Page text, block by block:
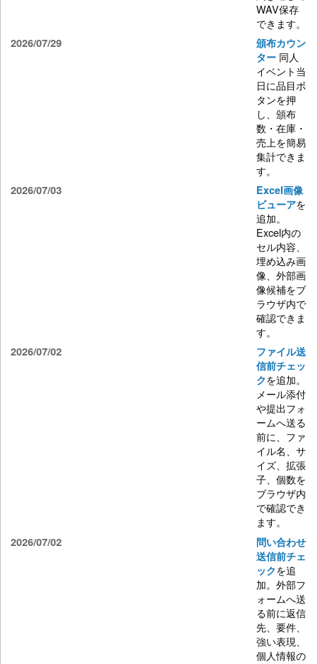
WAV保存
できます。
2026/07/29
頒布カウン
ター 同人
イベント当
日に品目ボ
タンを押
し、頒布
数・在庫・
売上を簡易
集計できま
す。
2026/07/03
Excel画像
ビューアを
追加。
Excel内の
セル内容、
埋め込み画
像、外部画
像候補をブ
ラウザ内で
確認できま
す。
2026/07/02
ファイル送
信前チェッ
クを追加。
メール添付
や提出フォ
ームへ送る
前に、ファ
イル名、サ
イズ、拡張
子、個数を
ブラウザ内
で確認でき
ます。
2026/07/02
問い合わせ
送信前チェ
ックを追
加。外部フ
ォームへ送
る前に返信
先、要件、
強い表現、
個人情報の